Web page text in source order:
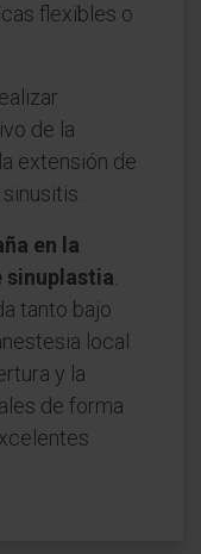
flexibles o
de la
extensión de
en la
sinuplastia.
tanto bajo
local
y la
de forma